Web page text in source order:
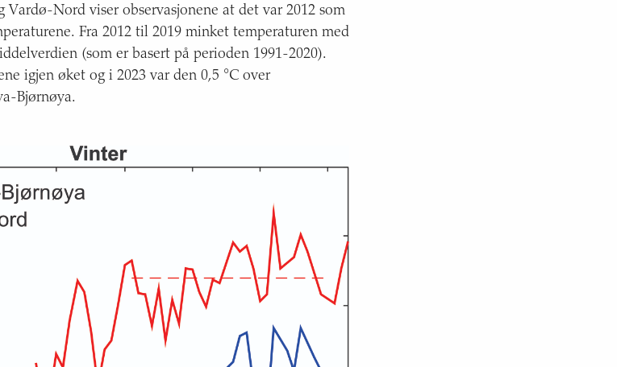
av snittene Fugløya-Bjørnøya og Vardø-Nord i
Vardø-Nord viser observasjonene at det var 2012 som
Fra 2012 til 2019 minket temperaturen med
(som er basert på perioden 1991-2020).
igjen øket og i 2023 var den 0,5 °C over
Bjørnøya.